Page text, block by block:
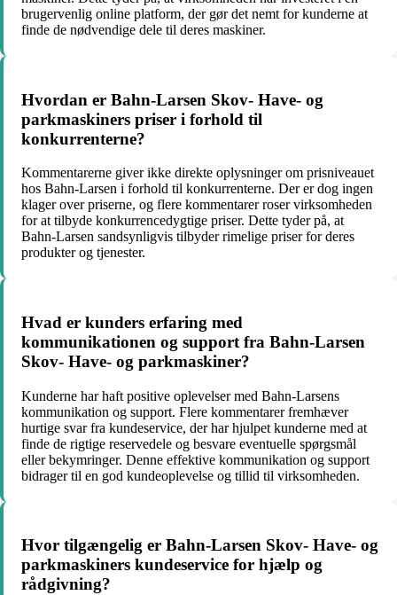
brugervenlig online platform, der gør det nemt for kunderne at
finde de nødvendige dele til deres maskiner.
Hvordan er Bahn-Larsen Skov- Have- og
parkmaskiners priser i forhold til
konkurrenterne?
Kommentarerne giver ikke direkte oplysninger om prisniveauet
hos Bahn-Larsen i forhold til konkurrenterne. Der er dog ingen
klager over priserne, og flere kommentarer roser virksomheden
for at tilbyde konkurrencedygtige priser. Dette tyder på, at
Bahn-Larsen sandsynligvis tilbyder rimelige priser for deres
produkter og tjenester.
Hvad er kunders erfaring med
kommunikationen og support fra Bahn-Larsen
Skov- Have- og parkmaskiner?
Kunderne har haft positive oplevelser med Bahn-Larsens
kommunikation og support. Flere kommentarer fremhæver
hurtige svar fra kundeservice, der har hjulpet kunderne med at
finde de rigtige reservedele og besvare eventuelle spørgsmål
eller bekymringer. Denne effektive kommunikation og support
bidrager til en god kundeoplevelse og tillid til virksomheden.
Hvor tilgængelig er Bahn-Larsen Skov- Have- og
parkmaskiners kundeservice for hjælp og
rådgivning?